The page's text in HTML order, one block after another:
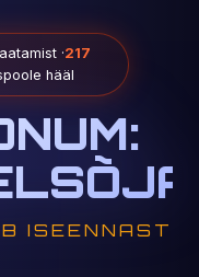
·217
hääl
ISEENNAST